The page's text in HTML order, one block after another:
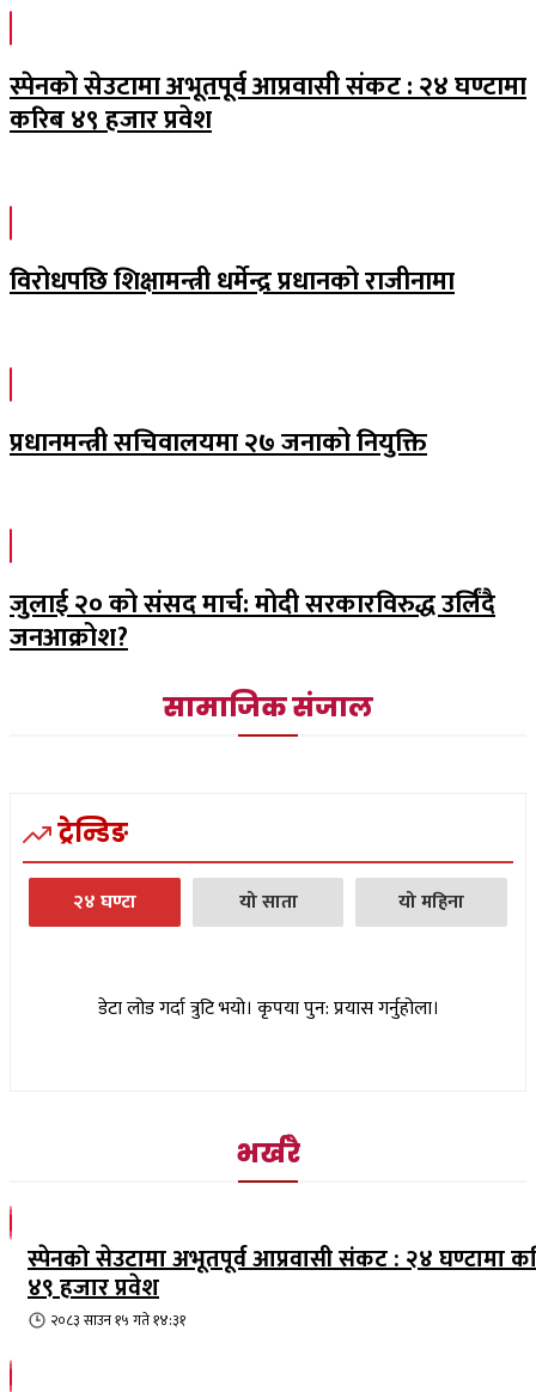
स्पेनको सेउटामा अभूतपूर्व आप्रवासी संकट : २४ घण्टामा
करिब ४९ हजार प्रवेश
विरोधपछि शिक्षामन्त्री धर्मेन्द्र प्रधानको राजीनामा
प्रधानमन्त्री सचिवालयमा २७ जनाको नियुक्ति
जुलाई २० को संसद मार्च: मोदी सरकारविरुद्ध उर्लिंदै
जनआक्रोश?
सामाजिक संजाल
ट्रेन्डिङ
२४ घण्टा यो साता यो महिना
डेटा लोड गर्दा त्रुटि भयो। कृपया पुन: प्रयास गर्नुहोला।
भर्खरै
स्पेनको सेउटामा अभूतपूर्व आप्रवासी संकट : २४ घण्टामा
४९ हजार प्रवेश
२०८३ साउन १५ गते १४:३१